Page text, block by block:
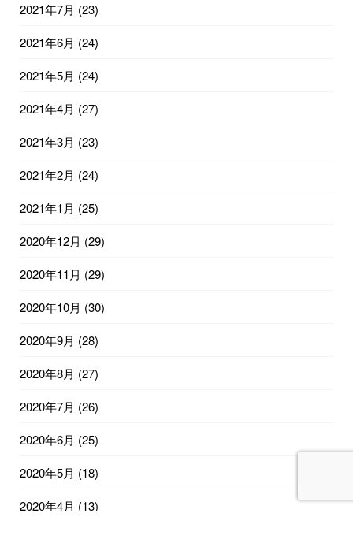
2021年7月 (23)
2021年6月 (24)
2021年5月 (24)
2021年4月 (27)
2021年3月 (23)
2021年2月 (24)
2021年1月 (25)
2020年12月 (29)
2020年11月 (29)
2020年10月 (30)
2020年9月 (28)
2020年8月 (27)
2020年7月 (26)
2020年6月 (25)
2020年5月 (18)
2020年4月 (13)